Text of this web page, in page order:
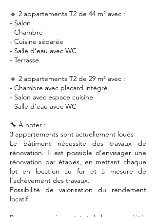
🔹 2 appartements T2 de 44 m² avec :
- Salon
- Chambre
- Cuisine séparée
- Salle d’eau avec WC
- Terrasse.
🔹 2 appartements T2 de 29 m² avec :
- Chambre avec placard intégré
- Salon avec espace cuisine
- Salle d’eau avec WC
🔧 À noter :
3 appartements sont actuellement loués
Le bâtiment nécessite des travaux de
rénovation. Il est possible d’envisager une
rénovation par étapes, en mettant chaque
lot en location au fur et à mesure de
l’achèvement des travaux.
Possibilité de valorisation du rendement
locatif.